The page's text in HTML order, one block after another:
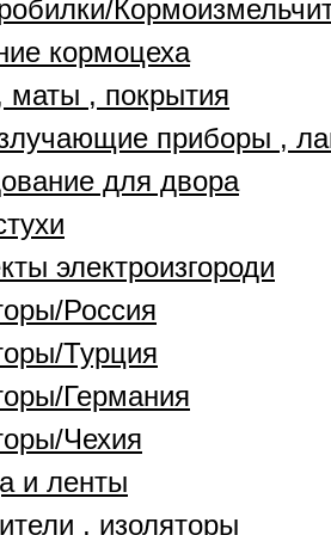
кормоцеха
маты , покрытия
приборы ,
для двора
электроизгороди
Россия
Турция
Германия
Чехия
и ленты
, изоляторы